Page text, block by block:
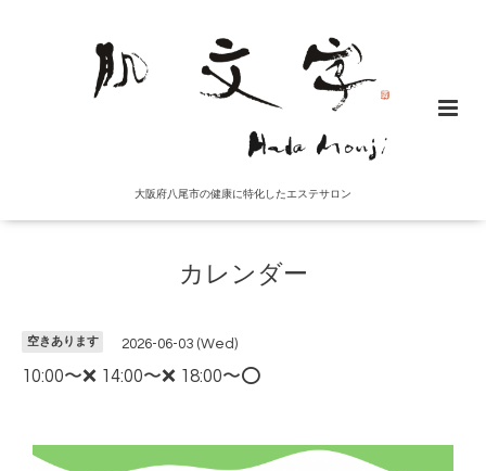
大阪府八尾市の健康に特化したエステサロン
カレンダー
空きあります 2026-06-03 (Wed)
10:00〜❌ 14:00〜❌ 18:00〜⭕️